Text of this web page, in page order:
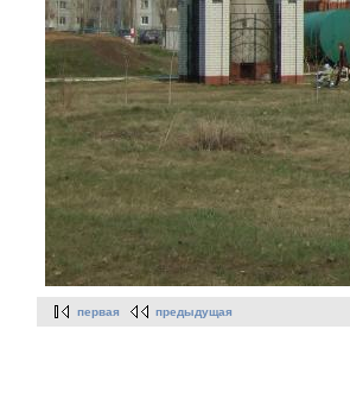
первая предыдущая